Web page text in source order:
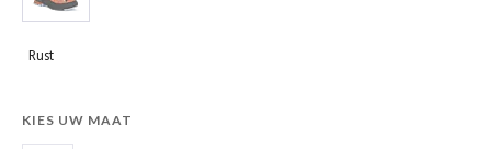
Rust
KIES UW MAAT